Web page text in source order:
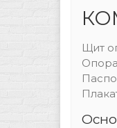
Щит